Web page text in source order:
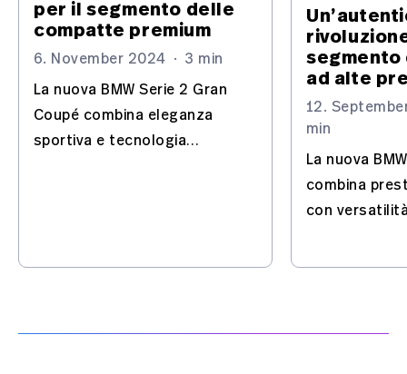
per il segmento delle
compatte premium
6. November 2024 · 3 min
La nuova BMW Serie 2 Gran
Coupé combina eleganza
sportiva e tecnologia
ad alte
12.
min
La nuova
combina
con
performance.